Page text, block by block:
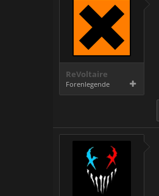
ReVoltaire
Forenlegende